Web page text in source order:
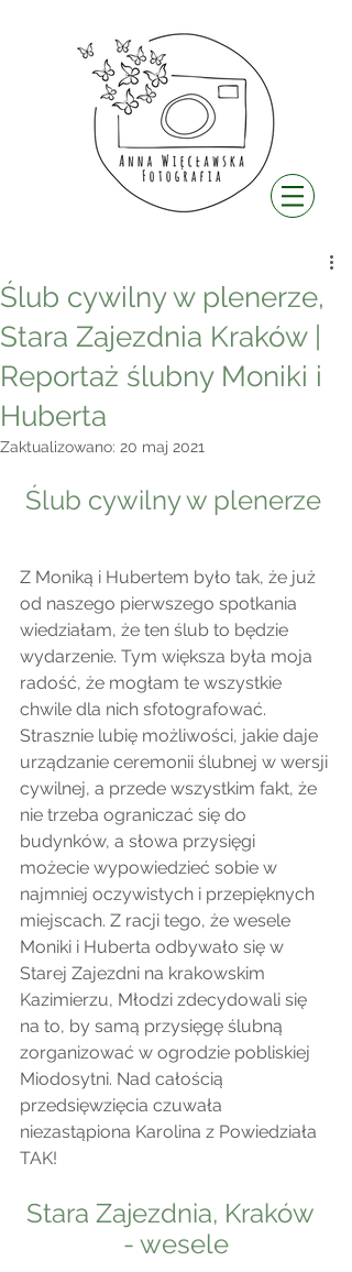
Ślub cywilny w plenerze,
Stara Zajezdnia Kraków |
Reportaż ślubny Moniki i
Huberta
Zaktualizowano: 20 maj 2021
Ślub cywilny w plenerze
Z Moniką i Hubertem było tak, że już
od naszego pierwszego spotkania
wiedziałam, że ten ślub to będzie
wydarzenie. Tym większa była moja
radość, że mogłam te wszystkie
chwile dla nich sfotografować.
Strasznie lubię możliwości, jakie daje
urządzanie ceremonii ślubnej w wersji
cywilnej, a przede wszystkim fakt, że
nie trzeba ograniczać się do
budynków, a słowa przysięgi
możecie wypowiedzieć sobie w
najmniej oczywistych i przepięknych
miejscach. Z racji tego, że wesele
Moniki i Huberta odbywało się w
Starej Zajezdni na krakowskim
Kazimierzu, Młodzi zdecydowali się
na to, by samą przysięgę ślubną
zorganizować w ogrodzie pobliskiej
Miodosytni. Nad całością
przedsięwzięcia czuwała
niezastąpiona Karolina z Powiedziała
TAK!
Stara Zajezdnia, Kraków
- wesele